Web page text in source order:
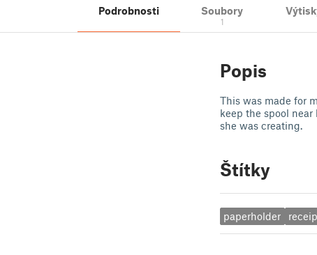
Podrobnosti Soubory
1
Popis
This was made for
keep the spool
she was creating.
Štítky
paperholder